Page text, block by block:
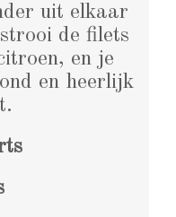
uit elkaar
de filets
en je
en heerlijk